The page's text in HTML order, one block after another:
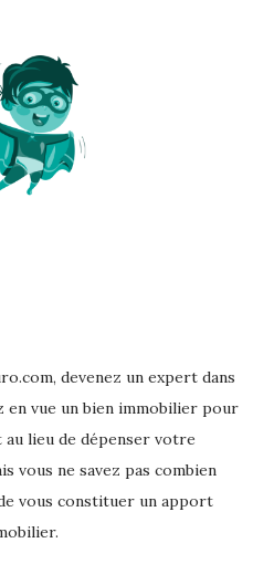
devenez un expert dans
en vue un bien immobilier pour
lieu de dépenser votre
vous ne savez pas combien
vous constituer un apport